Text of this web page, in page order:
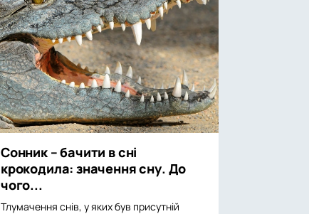
Сонник – бачити в сні
крокодила: значення сну. До
чого...
Тлумачення снів, у яких був присутній